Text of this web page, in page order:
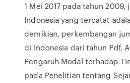
1 Mei 2017 pada tahun 2009,
Indonesia yang tercatat
demikian, perkembangan
di Indonesia dari tahun Pdf.
Pengaruh Modal terhadap
pada Penelitian tentang